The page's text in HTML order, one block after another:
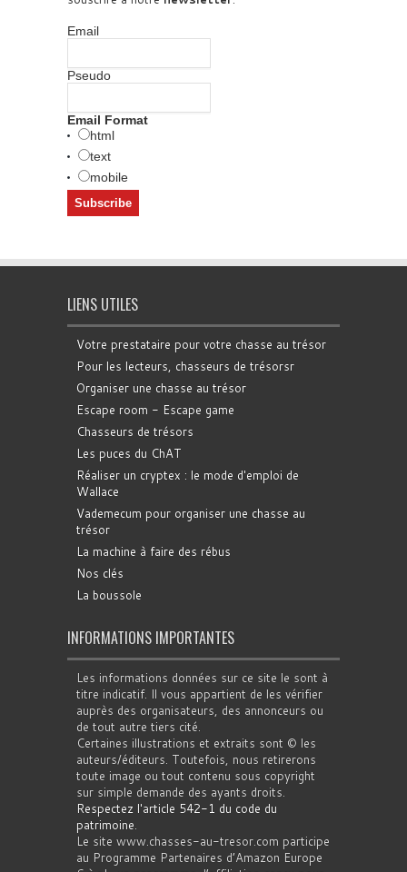
Email
Pseudo
Email Format
html
text
mobile
LIENS UTILES
Votre prestataire pour votre chasse au trésor
Pour les lecteurs, chasseurs de trésorsr
Organiser une chasse au trésor
Escape room - Escape game
Chasseurs de trésors
Les puces du ChAT
Réaliser un cryptex : le mode d'emploi de
Wallace
Vademecum pour organiser une chasse au
trésor
La machine à faire des rébus
Nos clés
La boussole
INFORMATIONS IMPORTANTES
Les informations données sur ce site le sont à
titre indicatif. Il vous appartient de les vérifier
auprès des organisateurs, des annonceurs ou
de tout autre tiers cité.
Certaines illustrations et extraits sont © les
auteurs/éditeurs. Toutefois, nous retirerons
toute image ou tout contenu sous copyright
sur simple demande des ayants droits.
Respectez l'article 542-1 du code du
patrimoine.
Le site www.chasses-au-tresor.com participe
au Programme Partenaires d’Amazon Europe